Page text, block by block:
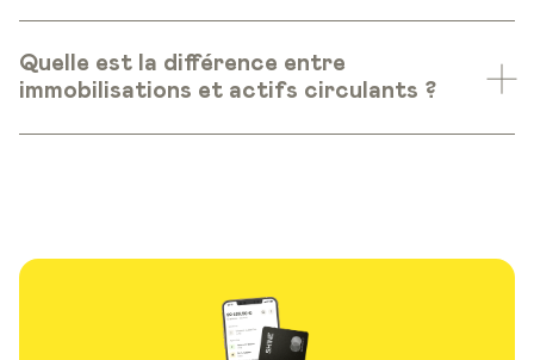
Quelle est la différence entre
immobilisations et actifs circulants ?